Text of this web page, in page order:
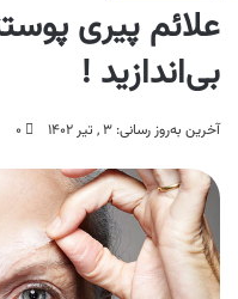
علائم پیری‌
بی‌اندازید !
آخرین به‌روز رسانی: ۳ , تیر ۱۴۰۲ ۰